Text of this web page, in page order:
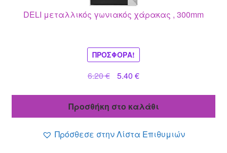
DELI μεταλλικός γωνιακός χάρακας , 300mm
ΠΡΟΣΦΟΡΆ!
6.20€
Original
6.20 €.
5.40 €Η
είναι:
Προσθήκη στο καλάθι
Πρόσθεσε στην Λίστα Επιθυμιών